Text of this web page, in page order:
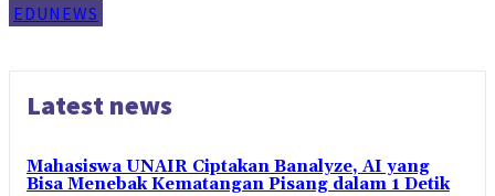
EDUNEWS
Latest news
Mahasiswa UNAIR Ciptakan Banalyze, AI yang
Bisa Menebak Kematangan Pisang dalam 1 Detik